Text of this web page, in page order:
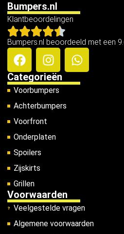
Bumpers.nl
Klantbeoordelingen
Bumpers.nl beoordeeld met een
Categorieën
Voorbumpers
Achterbumpers
Voorfront
Onderplaten
Spoilers
Zijskirts
Grillen
Voorwaarden
Veelgestelde vragen
Algemene voorwaarden